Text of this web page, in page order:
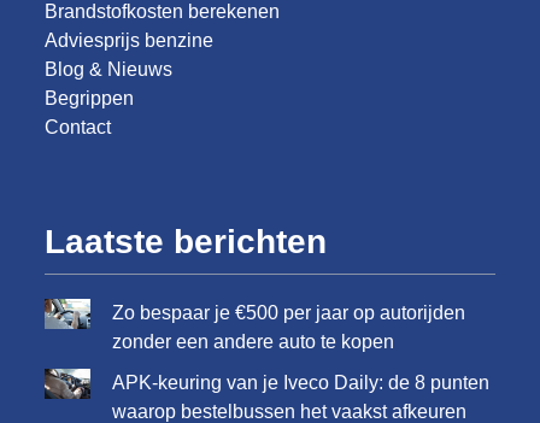
Brandstofkosten berekenen
Adviesprijs benzine
Blog & Nieuws
Begrippen
Contact
Laatste berichten
Zo bespaar je €500 per jaar op autorijden
zonder een andere auto te kopen
APK-keuring van je Iveco Daily: de 8 punten
waarop bestelbussen het vaakst afkeuren